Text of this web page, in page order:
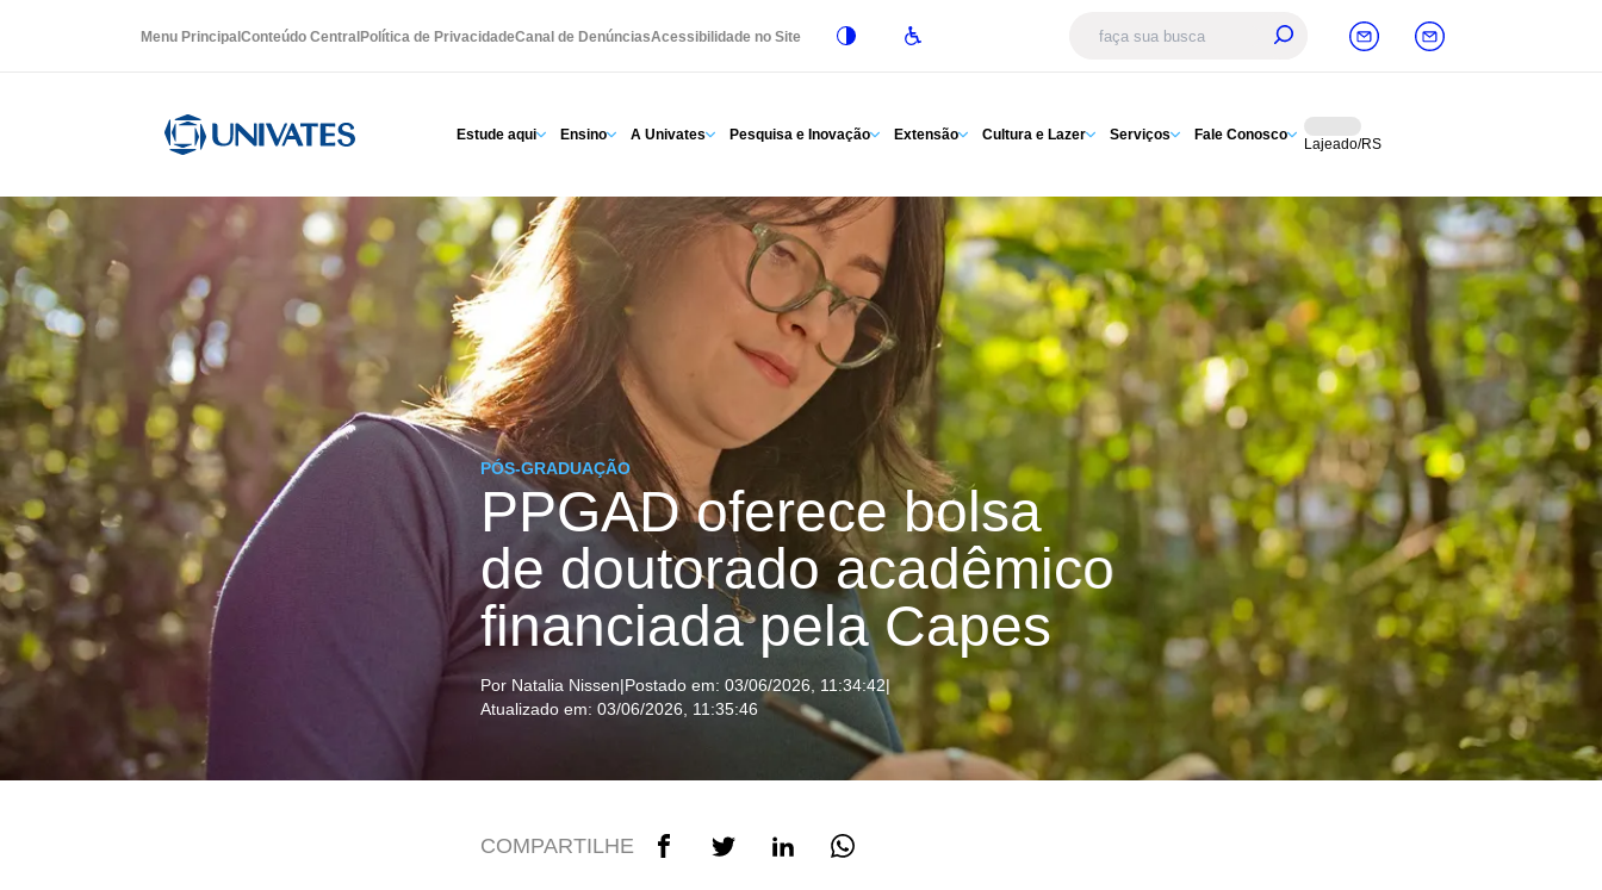
Menu Principal Conteúdo Central Política de PrivacidadeCanal de DenúnciasAcessibilidade no Site
Estude aqui Ensino A Univates Pesquisa e Inovação Extensão Cultura e Lazer Serviços Fale Conosco
Lajeado/RS
PÓS-GRADUAÇÃO
PPGAD oferece bolsa
de doutorado acadêmico
financiada pela Capes
Por Natalia Nissen|Postado em: 03/06/2026, 11:34:42|
Atualizado em: 03/06/2026, 11:35:46
COMPARTILHE